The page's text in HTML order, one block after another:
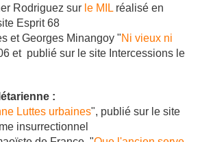
Rodriguez sur le MIL réalisé en
Esprit 68
et Georges Minangoy "Ni vieux ni
et publié sur le site Intercessions le
:
Luttes urbaines", publié sur le site
insurrectionnel